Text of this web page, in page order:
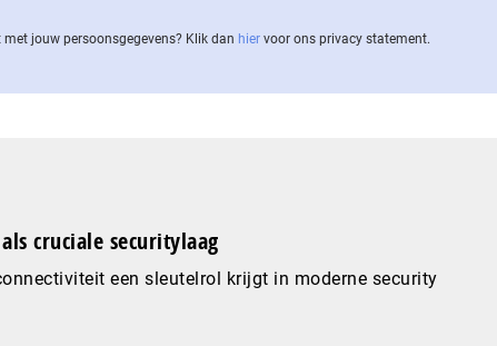
jouw per­soons­ge­ge­vens? Klik dan hier voor ons privacy statement.
cruciale securitylaag
een sleutelrol krijgt in moderne security